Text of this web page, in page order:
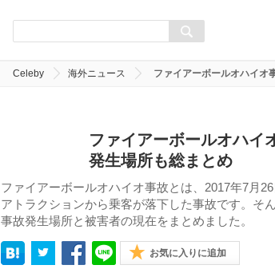
Celeby 海外ニュース ファイアーボールオハイオ
ファイアーボールオハイ
発生場所も総まとめ
ファイアーボールオハイオ事故とは、2017年7月
アトラクションから乗客が落下した事故です。そ
事故発生場所と被害者の現在をまとめました。
お気に入りに追加